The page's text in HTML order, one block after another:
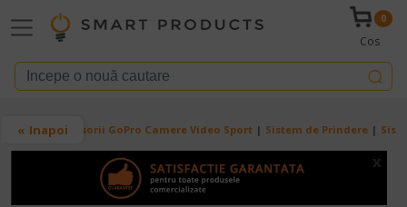
0
Cos
Breadcrumb
Acasa Accesorii GoPro Camere Video Sport Sistem de Prindere
Inapoi
x